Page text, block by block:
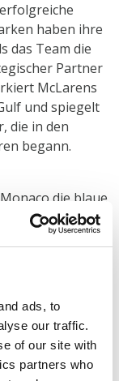
ads, to
our traffic.
of our site with
partners who
haben ihre
das Team die
Partner
McLarens
und spiegelt
die in den
begann.
die blaue
Streifen tragen,
ist. Das
Ricciardo,
Rennhelme
die